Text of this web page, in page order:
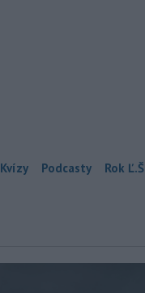
Kvízy Podcasty Rok